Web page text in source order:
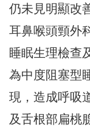
仍未見明顯改
耳鼻喉頭頸外
睡眠生理檢查
為中度阻塞型
現，造成呼吸
及舌根部扁桃